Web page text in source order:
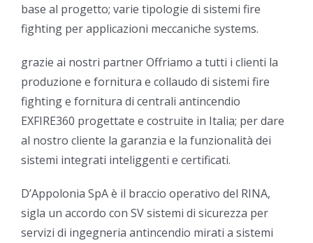
base al progetto; varie tipologie di sistemi fire
fighting per applicazioni meccaniche systems.
grazie ai nostri partner Offriamo a tutti i clienti la
produzione e fornitura e collaudo di sistemi fire
fighting e fornitura di centrali antincendio
EXFIRE360 progettate e costruite in Italia; per dare
al nostro cliente la garanzia e la funzionalità dei
sistemi integrati inteliggenti e certificati.
D’Appolonia SpA è il braccio operativo del RINA,
sigla un accordo con SV sistemi di sicurezza per
servizi di ingegneria antincendio mirati a sistemi